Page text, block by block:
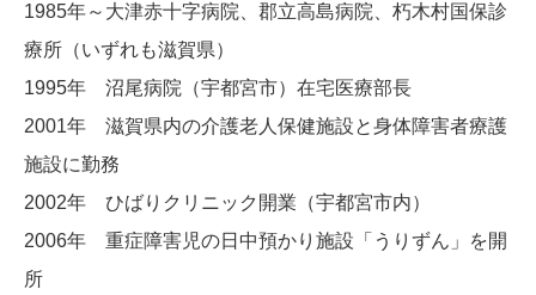
1985年～大津赤十字病院、郡立高島病院、朽木村国保診
療所（いずれも滋賀県）
1995年 沼尾病院（宇都宮市）在宅医療部長
2001年 滋賀県内の介護老人保健施設と身体障害者療護
施設に勤務
2002年 ひばりクリニック開業（宇都宮市内）
2006年 重症障害児の日中預かり施設「うりずん」を開
所